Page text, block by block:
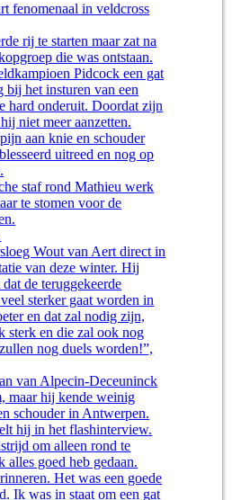
fenomenaal in veldcross
rij te starten maar zat na
die was ontstaan.
Pidcock een gat
bij het insturen van een
hard onderuit. Doordat zijn
niet meer aanzetten.
aan knie en schouder
uitreed en nog op
staf rond Mathieu werk
te stomen voor de
Wout van Aert direct in
van deze winter. Hij
de teruggekeerde
sterker gaat worden in
en dat zal nodig zijn,
sterk en die zal ook nog
nog duels worden!”,
van Alpecin-Deceuninck
maar hij kende weinig
schouder in Antwerpen.
hij in het flashinterview.
om alleen rond te
goed heb gedaan.
Het was een goede
Ik was in staat om een gat